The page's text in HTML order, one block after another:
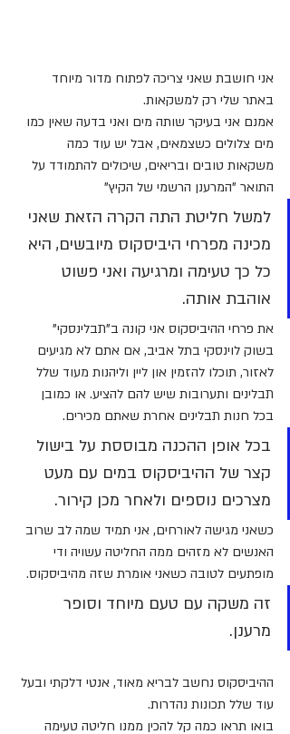
אני חושבת שאני צריכה לפתוח מדור מיוחד
באתר שלי רק למשקאות.
אמנם אני בעיקר שותה מים ואני בדעה שאין כמו
מים צלולים כשצמאים, אבל יש עוד כמה
משקאות טובים ובריאים, שיכולים להתמודד על
התואר "המרענן הרשמי של הקיץ"
למשל חליטת התה הקרה הזאת שאני
מכינה מפרחי היביסקוס מיובשים, היא
כל כך טעימה ומרגיעה ואני פשוט
אוהבת אותה.
את פרחי ההיביסקוס אני קונה ב"תבלינסקי"
בשוק לוינסקי בתל אביב, אם אתם לא מגיעים
לאזור, תוכלו להזמין און ליין וליהנות מעוד שלל
תבלינים ותערובות שיש להם להציע. או כמובן
בכל חנות תבלינים אחרת שאתם מכירים.
בכל אופן ההכנה מבוססת על בישול
קצר של ההיביסקוס במים עם מעט
מצרכים נוספים ולאחר מכן קירור.
כשאני מגישה לאורחים, אני תמיד שמה לב שרוב
האנשים לא מזהים ממה החליטה עשויה ודי
מופתעים לטובה כשאני אומרת שזה מהיביסקוס.
זה משקה עם טעם מיוחד וסופר
מרענן.
ההיביסקוס נחשב לבריא מאוד, אנטי דלקתי ובעל
עוד שלל תכונות נהדרות.
בואו תראו כמה קל להכין ממנו חליטה טעימה